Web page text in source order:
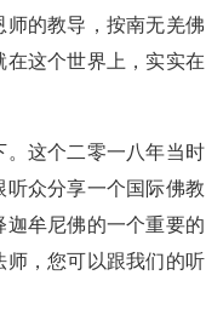
的教导，按南无羌佛
这个世界上，实实在
。这个二零一八年当时
众分享一个国际佛教
牟尼佛的一个重要的
，您可以跟我们的听